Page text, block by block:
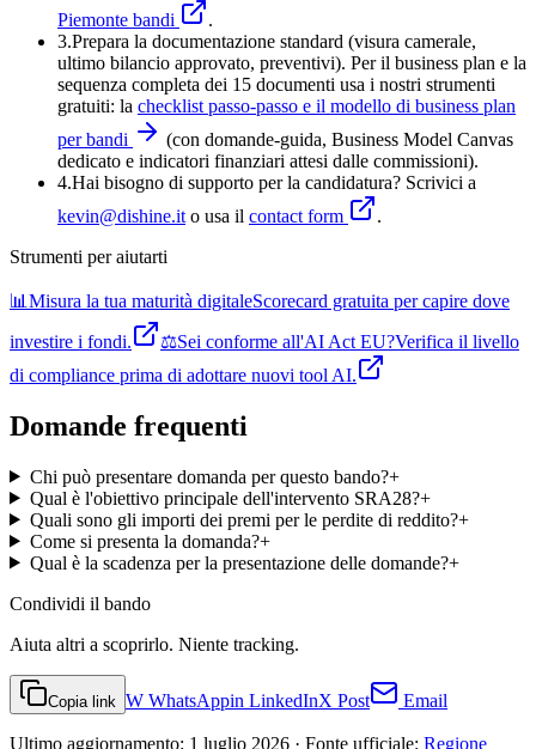
Piemonte bandi
.
3.Prepara la documentazione standard (visura camerale,
ultimo bilancio approvato, preventivi). Per il business plan e la
sequenza completa dei 15 documenti usa i nostri strumenti
gratuiti: la checklist passo-passo e il modello di business plan
per bandi
(con domande-guida, Business Model Canvas
dedicato e indicatori finanziari attesi dalle commissioni).
4.Hai bisogno di supporto per la candidatura? Scrivici a
kevin@dishine.it o usa il contact form
.
Strumenti per aiutarti
📊 Misura la tua maturità digitaleScorecard gratuita per capire dove
investire i fondi.
⚖️Sei conforme all'AI Act EU?Verifica il livello
di compliance prima di adottare nuovi tool AI.
Domande frequenti
Chi può presentare domanda per questo bando?+
Qual è l'obiettivo principale dell'intervento SRA28?+
Quali sono gli importi dei premi per le perdite di reddito?+
Come si presenta la domanda?+
Qual è la scadenza per la presentazione delle domande?+
Condividi il bando
Aiuta altri a scoprirlo. Niente tracking.
Copia link W WhatsAppin LinkedInX Post Email
Ultimo aggiornamento: 1 luglio 2026 · Fonte ufficiale: Regione